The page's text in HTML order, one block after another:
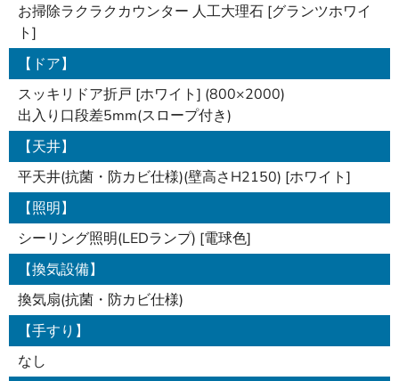
お掃除ラクラクカウンター 人工大理石 [グランツホワイ
ト]
【ドア】
スッキリドア折戸 [ホワイト] (800×2000)
出入り口段差5mm(スロープ付き)
【天井】
平天井(抗菌・防カビ仕様)(壁高さH2150) [ホワイト]
【照明】
シーリング照明(LEDランプ) [電球色]
【換気設備】
換気扇(抗菌・防カビ仕様)
【手すり】
なし